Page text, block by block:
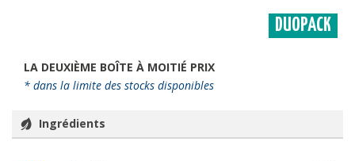
DUOPACK
LA DEUXIÈME BOÎTE À MOITIÉ PRIX
* dans la limite des stocks disponibles
Ingrédients